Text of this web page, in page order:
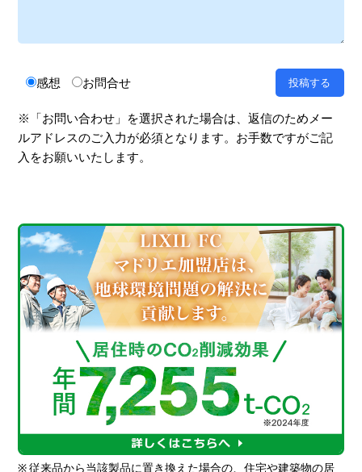
感想 お問合せ
※「お問い合わせ」を選択された場合は、返信のためメー
ルアドレスのご入力が必須となります。お手数ですがご記
入をお願いいたします。
※ 従来品から当該製品に置き換えた場合の、住宅や建築物の居